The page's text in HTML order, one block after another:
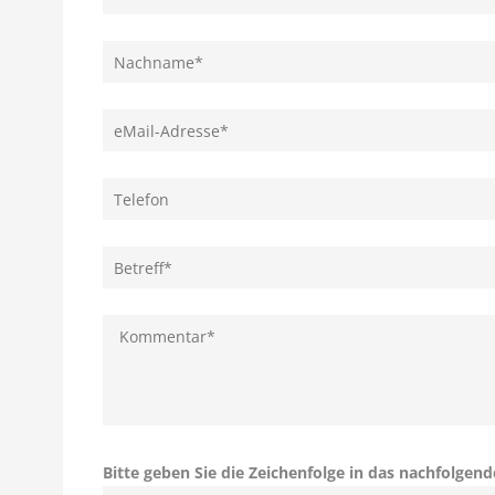
Bitte geben Sie die Zeichenfolge in das